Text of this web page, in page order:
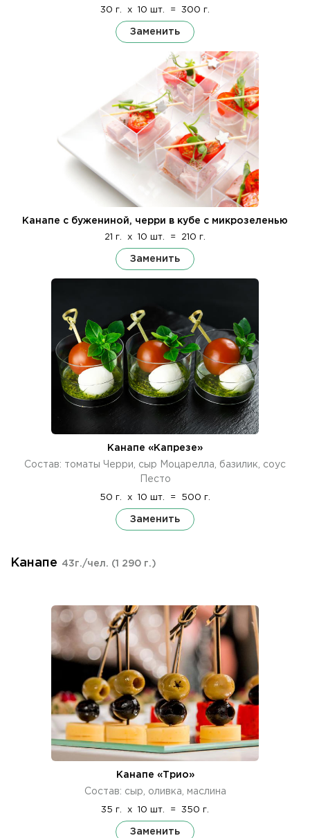
30 г. x 10 шт. = 300 г.
Заменить
Канапе с бужениной, черри в кубе с микрозеленью
21 г. x 10 шт. = 210 г.
Заменить
Канапе «Капрезе»
Состав: томаты Черри, сыр Моцарелла, базилик, соус
Песто
50 г. x 10 шт. = 500 г.
Заменить
Канапе 43г./чел. (1 290 г.)
Канапе «Трио»
Состав: сыр, оливка, маслина
35 г. x 10 шт. = 350 г.
Заменить